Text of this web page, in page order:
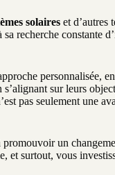
solaireset d’autres
recherche constante
personnalisée,
sur leurs
pas seulement une
un
et surtout, vous